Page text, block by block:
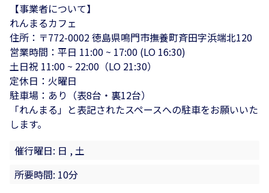
【事業者について】
れんまるカフェ
住所：〒772-0002 徳島県鳴門市撫養町斉田字浜端北120
営業時間：平日 11:00 ~ 17:00 (LO 16:30)
土日祝 11:00 ~ 22:00（LO 21:30）
定休日：火曜日
駐車場：あり（表8台・裏12台）
「れんまる」と表記されたスペースへの駐車をお願いいた
します。
催行曜日: 日 , 土
所要時間: 10分